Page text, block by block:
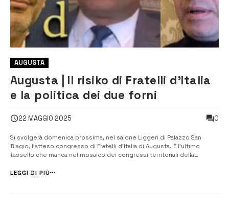
AUGUSTA
Augusta | Il risiko di Fratelli d’Italia
e la politica dei due forni
22 MAGGIO 2025 0
Si svolgerà domenica prossima, nel salone Liggeri di Palazzo San
Biagio, l’atteso congresso di Fratelli d’Italia di Augusta. È l’ultimo
tassello che manca nel mosaico dei congressi territoriali della
marzo, per poi essere improvvisamente “congelato”, in attesa di un
LEGGI DI PIÙ